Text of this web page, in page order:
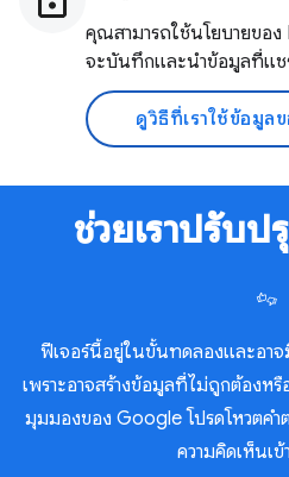
คุณสามารถใช้นโยบายขอ
จะบันทึกและนำข้อมูลที่แช
ดูวิธีที่เราใช้ข้อมูล
ช่วยเราปรับ
ฟีเจอร์นี้อยู่ในขั้นทดลองและอา
เพราะอาจสร้างข้อมูลที่ไม่ถูกต้องห
มุมมองของ Google โปรดโหวตคำ
ความคิดเห็นเข้